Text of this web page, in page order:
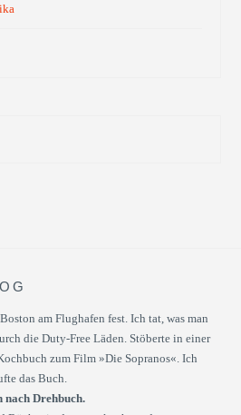
am Flughafen fest. Ich tat, was man
die Duty-Free Läden. Stöberte in einer
zum Film »Die Sopranos«. Ich
das Buch.
nach Drehbuch.